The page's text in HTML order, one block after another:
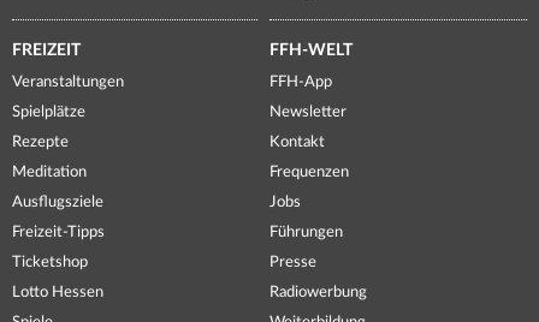
FREIZEIT
Veranstaltungen
Spielplätze
Rezepte
Meditation
Ausflugsziele
Freizeit-Tipps
Ticketshop
Lotto Hessen
FFH-WELT
FFH-App
Newsletter
Kontakt
Frequenzen
Jobs
Führungen
Presse
Radiowerbung